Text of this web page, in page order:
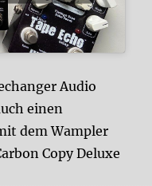
Audio
einen
dem Wampler
Copy Deluxe